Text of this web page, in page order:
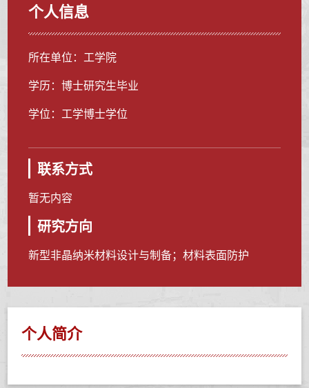
个人信息
所在单位：工学院
学历：博士研究生毕业
学位：工学博士学位
联系方式
暂无内容
研究方向
新型非晶纳米材料设计与制备；材料表面防护
个人简介